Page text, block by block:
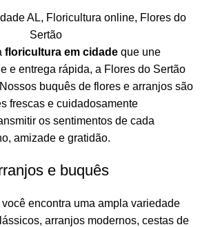
floricultura em cidade que une
e entrega rápida, a Flores do Sertão
buquês de flores e arranjos são
frescas e cuidadosamente
os sentimentos de cada
amizade e gratidão.
e buquês
você encontra uma ampla variedade
arranjos modernos, cestas de